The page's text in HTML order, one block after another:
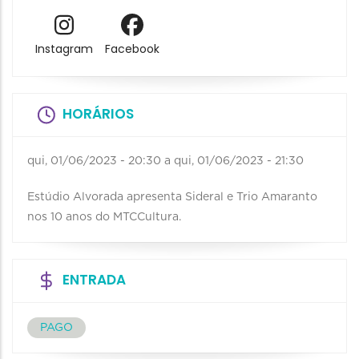
Instagram Facebook
HORÁRIOS
qui, 01/06/2023 - 20:30 a qui, 01/06/2023 - 21:30
Estúdio Alvorada apresenta Sideral e Trio Amaranto
nos 10 anos do MTCCultura.
ENTRADA
PAGO